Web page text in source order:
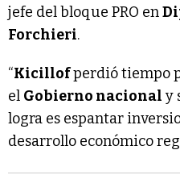
jefe del bloque PRO en
Forchieri.
“Kicillofperdió tiempo
el Gobierno nacional y
logra es espantar
desarrollo económico